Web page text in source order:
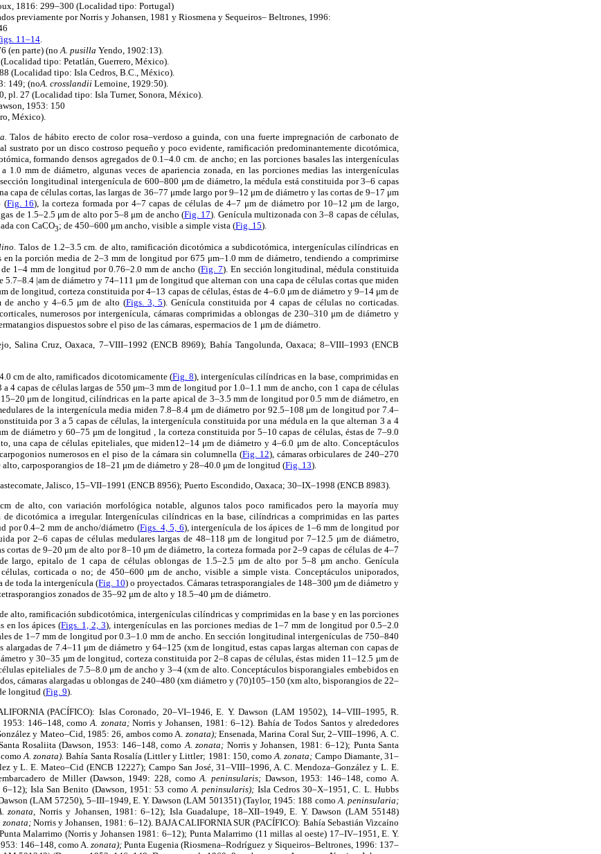
1816: 299–300 (Localidad tipo: Portugal)
previamente por Norris y Johansen, 1981 y Riosmena y Sequeiros– Beltrones, 1996:
11–14.
(en parte) (noA. pusilla Yendo, 1902:13).
tipo: Petatlán, Guerrero, México).
(Localidad tipo: Isla Cedros, B.C., México).
149; (noA. crosslandii Lemoine, 1929:50).
pl. 27 (Localidad tipo: Isla Turner, Sonora, México).
1953: 150
México).
Talos de hábito erecto de color rosa–verdoso a guinda, con una fuerte impregnación de carbonato de
sustrato por un disco costroso pequeño y poco evidente, ramificación predominantemente dicotómica,
formando densos agregados de 0.1–4.0 cm. de ancho; en las porciones basales las intergenículas
1.0 mm de diámetro, algunas veces de apariencia zonada, en las porciones medias las intergenículas
longitudinal intergenícula de 600–800 μm de diámetro, la médula está constituida por 3–6 capas
capa de células cortas, las largas de 36–77 μmde largo por 9–12 μm de diámetro y las cortas de 9–17 μm
(Fig. 16), la corteza formada por 4–7 capas de células de 4–7 μm de diámetro por 10–12 μm de largo,
de 1.5–2.5 μm de alto por 5–8 μm de ancho (Fig. 17). Genícula multizonada con 3–8 capas de células,
con CaCO3; de 450–600 μm ancho, visible a simple vista (Fig. 15).
Talos de 1.2–3.5 cm. de alto, ramificación dicotómica a subdicotómica, intergenículas cilíndricas en
la porción media de 2–3 mm de longitud por 675 μm–1.0 mm de diámetro, tendiendo a comprimirse
1–4 mm de longitud por 0.76–2.0 mm de ancho (Fig. 7). En sección longitudinal, médula constituida
5.7–8.4 |am de diámetro y 74–111 μm de longitud que alternan con una capa de células cortas que miden
de longitud, corteza constituida por 4–13 capas de células, éstas de 4–6.0 μm de diámetro y 9–14 μm de
de ancho y 4–6.5 μm de alto (Figs. 3, 5). Genícula constituida por 4 capas de células no corticadas.
numerosos por intergenícula, cámaras comprimidas a oblongas de 230–310 μm de diámetro y
dispuestos sobre el piso de las cámaras, espermacios de 1 μm de diámetro.
Salina Cruz, Oaxaca, 7–VIII–1992 (ENCB 8969); Bahía Tangolunda, Oaxaca; 8–VIII–1993 (ENCB
cm de alto, ramificados dicotomicamente (Fig. 8), intergenículas cilíndricas en la base, comprimidas en
4 capas de células largas de 550 μm–3 mm de longitud por 1.0–1.1 mm de ancho, con 1 capa de células
μm de longitud, cilíndricas en la parte apical de 3–3.5 mm de longitud por 0.5 mm de diámetro, en
de la intergenícula media miden 7.8–8.4 μm de diámetro por 92.5–108 μm de longitud por 7.4–
por 3 a 5 capas de células, la intergenícula constituida por una médula en la que alternan 3 a 4
de diámetro y 60–75 μm de longitud , la corteza constituida por 5–10 capas de células, éstas de 7–9.0
una capa de células epiteliales, que miden12–14 μm de diámetro y 4–6.0 μm de alto. Conceptáculos
numerosos en el piso de la cámara sin columnella (Fig. 12), cámaras orbiculares de 240–270
carposporangios de 18–21 μm de diámetro y 28–40.0 μm de longitud (Fig. 13).
Jalisco, 15–VII–1991 (ENCB 8956); Puerto Escondido, Oaxaca; 30–IX–1998 (ENCB 8983).
de alto, con variación morfológica notable, algunos talos poco ramificados pero la mayoría muy
dicotómica a irregular. Intergenículas cilíndricas en la base, cilíndricas a comprimidas en las partes
por 0.4–2 mm de ancho/diámetro (Figs. 4, 5, 6), intergenícula de los ápices de 1–6 mm de longitud por
por 2–6 capas de células medulares largas de 48–118 μm de longitud por 7–12.5 μm de diámetro,
cortas de 9–20 μm de alto por 8–10 μm de diámetro, la corteza formada por 2–9 capas de células de 4–7
largo, epitalo de 1 capa de células oblongas de 1.5–2.5 μm de alto por 5–8 μm ancho. Genícula
corticada o no; de 450–600 μm de ancho, visible a simple vista. Conceptáculos uniporados,
de toda la intergenícula (Fig. 10) o proyectados. Cámaras tetrasporangiales de 148–300 μm de diámetro y
zonados de 35–92 μm de alto y 18.5–40 μm de diámetro.
alto, ramificación subdicotómica, intergenículas cilíndricas y comprimidas en la base y en las porciones
en los ápices (Figs. 1, 2, 3), intergenículas en las porciones medias de 1–7 mm de longitud por 0.5–2.0
de 1–7 mm de longitud por 0.3–1.0 mm de ancho. En sección longitudinal intergenículas de 750–840
alargadas de 7.4–11 μm de diámetro y 64–125 (xm de longitud, estas capas largas alternan con capas de
y 30–35 μm de longitud, corteza constituida por 2–8 capas de células, éstas miden 11–12.5 μm de
epiteliales de 7.5–8.0 μm de ancho y 3–4 (xm de alto. Conceptáculos bisporangiales embebidos en
cámaras alargadas u oblongas de 240–480 (xm diámetro y (70)105–150 (xm alto, bisporangios de 22–
longitud (Fig. 9).
(PACÍFICO): Islas Coronado, 20–VI–1946, E. Y. Dawson (LAM 19502), 14–VIII–1995, R.
1953: 146–148, comoA. zonata; Norris y Johansen, 1981: 6–12). Bahía de Todos Santos y alrededores
y Mateo–Cid, 1985: 26, ambos como A. zonata);Ensenada, Marina Coral Sur, 2–VIII–1996, A. C.
Rosaliita (Dawson, 1953: 146–148, comoA. zonata; Norris y Johansen, 1981: 6–12); Punta Santa
comoA. zonata).Bahía Santa Rosalía (Littler y Littler; 1981: 150, comoA. zonata; Campo Diamante, 31–
y L. E. Mateo–Cid (ENCB 12227); Campo San José, 31–VIII–1996, A. C. Mendoza–González y L. E.
de Miller (Dawson, 1949: 228, comoA. peninsularis; Dawson, 1953: 146–148, como A.
6–12); Isla San Benito (Dawson, 1951: 53 comoA. peninsularis); Isla Cedros 30–X–1951, C. L. Hubbs
(LAM 57250), 5–III–1949, E. Y. Dawson (LAM 501351) (Taylor, 1945: 188 comoA. peninsularia;
zonata, Norris y Johansen, 1981: 6–12); Isla Guadalupe, 18–XII–1949, E. Y. Dawson (LAM 55148)
zonata;Norris y Johansen, 1981: 6–12). BAJA CALIFORNIA SUR (PACÍFICO): Bahía Sebastián Vizcaíno
Malarrimo (Norris y Johansen 1981: 6–12); Punta Malarrimo (11 millas al oeste) 17–IV–1951, E. Y.
146–148, como A.zonata);Punta Eugenia (Riosmena–Rodríguez y Siqueiros–Beltrones, 1996: 137–